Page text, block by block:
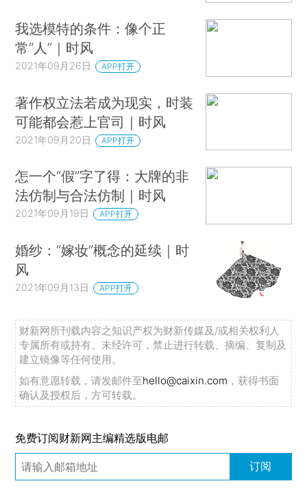
我选模特的条件：像个正
常“人”｜时风
2021年09月26日 APP打开
著作权立法若成为现实，时装
可能都会惹上官司｜时风
2021年09月20日 APP打开
怎一个“假”字了得：大牌的非
法仿制与合法仿制｜时风
2021年09月19日 APP打开
婚纱：“嫁妆”概念的延续｜时
风
2021年09月13日 APP打开
财新网所刊载内容之知识产权为财新传媒及/或相关权利人
专属所有或持有。未经许可，禁止进行转载、摘编、复制及
建立镜像等任何使用。
如有意愿转载，请发邮件至hello@caixin.com ，获得书面
确认及授权后，方可转载。
免费订阅财新网主编精选版电邮
订阅